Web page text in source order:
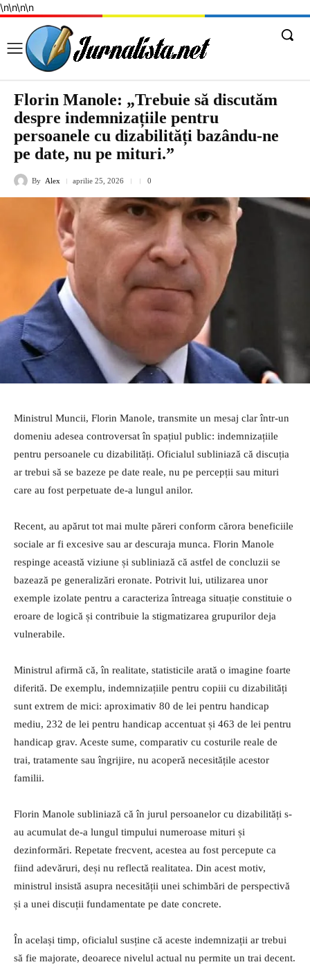
\n\n\n\n
Florin Manole: „Trebuie să discutăm
despre indemnizațiile pentru
persoanele cu dizabilități bazându-ne
pe date, nu pe mituri.”
By Alex aprilie 25, 2026 0
Ministrul Muncii, Florin Manole, transmite un mesaj clar într-un
domeniu adesea controversat în spațiul public: indemnizațiile
pentru persoanele cu dizabilități. Oficialul subliniază că discuția
ar trebui să se bazeze pe date reale, nu pe percepții sau mituri
care au fost perpetuate de-a lungul anilor.
Recent, au apărut tot mai multe păreri conform cărora beneficiile
sociale ar fi excesive sau ar descuraja munca. Florin Manole
respinge această viziune și subliniază că astfel de concluzii se
bazează pe generalizări eronate. Potrivit lui, utilizarea unor
exemple izolate pentru a caracteriza întreaga situație constituie o
eroare de logică și contribuie la stigmatizarea grupurilor deja
vulnerabile.
Ministrul afirmă că, în realitate, statisticile arată o imagine foarte
diferită. De exemplu, indemnizațiile pentru copiii cu dizabilități
sunt extrem de mici: aproximativ 80 de lei pentru handicap
mediu, 232 de lei pentru handicap accentuat și 463 de lei pentru
handicap grav. Aceste sume, comparativ cu costurile reale de
trai, tratamente sau îngrijire, nu acoperă necesitățile acestor
familii.
Florin Manole subliniază că în jurul persoanelor cu dizabilități s-
au acumulat de-a lungul timpului numeroase mituri și
dezinformări. Repetate frecvent, acestea au fost percepute ca
fiind adevăruri, deși nu reflectă realitatea. Din acest motiv,
ministrul insistă asupra necesității unei schimbări de perspectivă
și a unei discuții fundamentate pe date concrete.
În același timp, oficialul susține că aceste indemnizații ar trebui
să fie majorate, deoarece nivelul actual nu permite un trai decent.